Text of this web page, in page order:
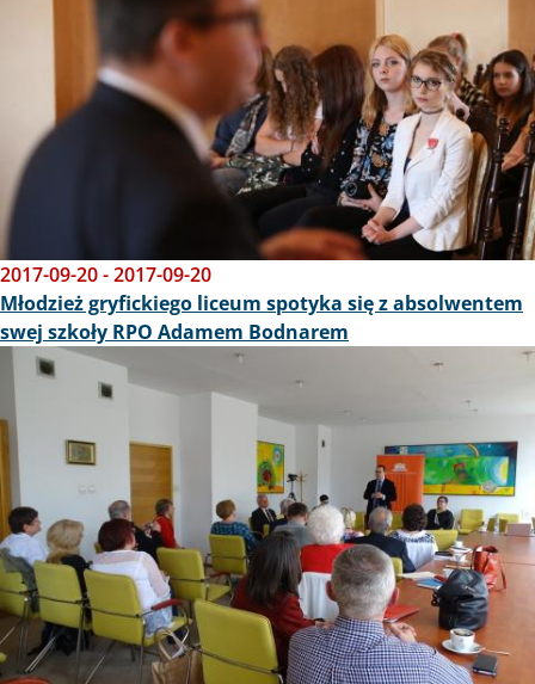
2017-09-20-2017-09-20
Młodzież gryfickiego liceum spotyka się z absolwentem
swej szkoły RPO Adamem Bodnarem
Obraz